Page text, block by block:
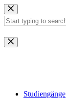
Zum
Inhalt
springen
Keine
Ergebnisse
Studiengänge